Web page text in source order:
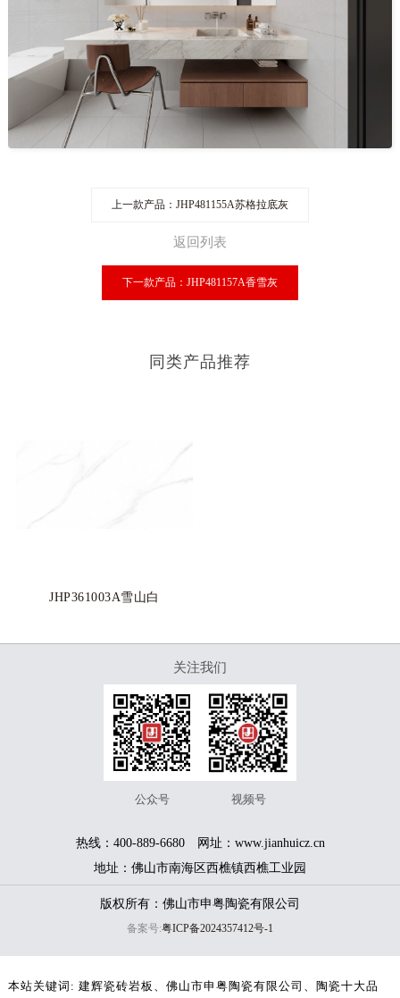
上一款产品：JHP481155A苏格拉底灰
返回列表
下一款产品：JHP481157A香雪灰
同类产品推荐
JHP361003A雪山白
关注我们
公众号 视频号
热线：400-889-6680 网址：www.jianhuicz.cn
地址：佛山市南海区西樵镇西樵工业园
版权所有：佛山市申粤陶瓷有限公司
备案号:粤ICP备2024357412号-1
本站关键词: 建辉瓷砖岩板 佛山市申粤陶瓷有限公司 陶瓷十大品